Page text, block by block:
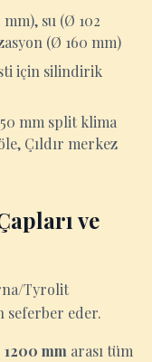
su (Ø 102
(Ø 160 mm)
için silindirik
mm split klima
Çıldır merkez
ve
Tyrolit
seferber eder.
mm arası tüm